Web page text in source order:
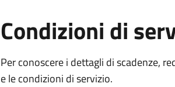
Condizioni di
Per conoscere i dettagli di scadenze,
e le condizioni di servizio.